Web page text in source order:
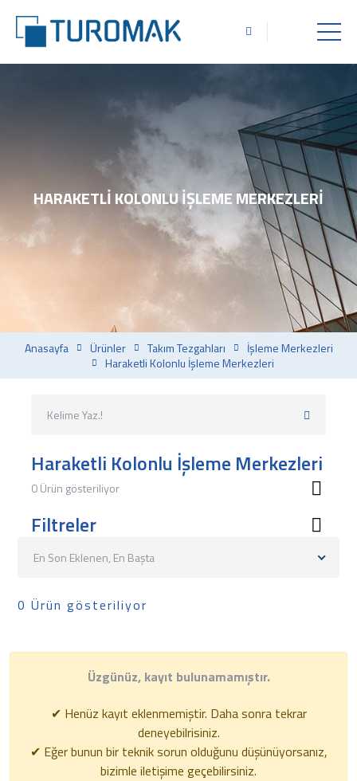
HARAKETLI KOLONLU İŞLEME MERKEZLERI
Anasayfa Ürünler Takım Tezgahları
İşleme Merkezleri
Haraketli Kolonlu İşleme Merkezleri
Haraketli Kolonlu İşleme Merkezleri
0 Ürün gösteriliyor
Filtreler
En Son Eklenen, En Başta
0 Ürün gösteriliyor
Üzgünüz, kayıt bulunamamıştır.
✔ Henüz kayıt eklenmemiştir. Daha sonra tekrar
deneyebilrisiniz.
✔ Eğer bunun bir teknik sorun olduğunu düşünüyorsanız,
bizimle iletişime geçebilirsiniz.